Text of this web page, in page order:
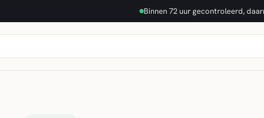
Binnen 72 uur gecontroleerd,